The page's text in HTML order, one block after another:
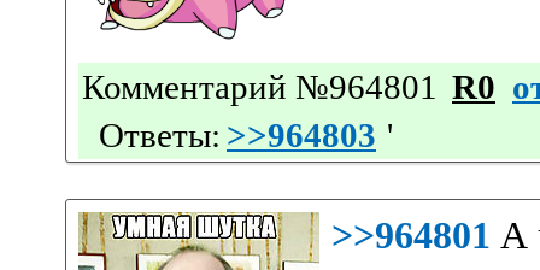
Комментарий №964801 R0
Ответы: >>964803 '
>>964801 А